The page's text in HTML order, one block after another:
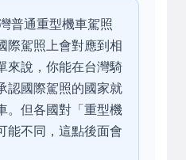
普通重型機車駕照
際駕照上會對應到相
來說，你能在台灣騎
認國際駕照的國家就
。但各國對「重型機
能不同，這點後面會